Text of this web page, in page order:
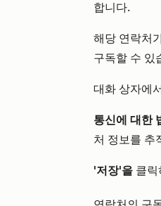
합니다.
해당 연락처
구독할 수 있
대화 상자에
통신에 대한
처 정보를 추
'저장'을 클릭